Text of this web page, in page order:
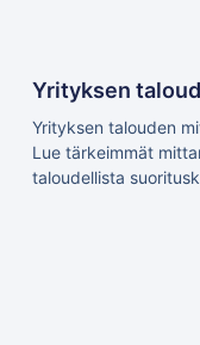
Yrityksen
Yrityksen talouden
Lue tärkeimmät
taloudellista